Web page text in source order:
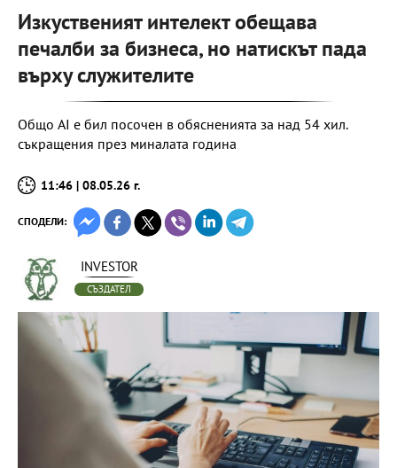
Изкуственият интелект обещава
печалби за бизнеса, но натискът пада
върху служителите
Общо AI е бил посочен в обясненията за над 54 хил.
съкращения през миналата година
11:46 | 08.05.26 г.
СПОДЕЛИ:
INVESTOR
СЪЗДАТЕЛ